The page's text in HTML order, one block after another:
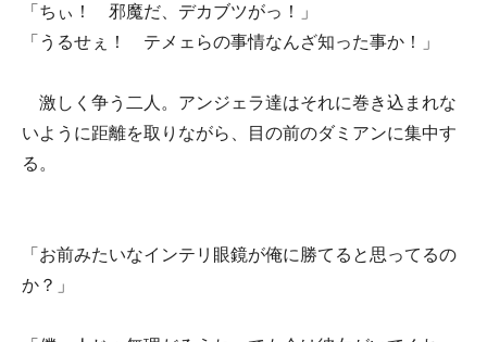
「ちぃ！ 邪魔だ、デカブツがっ！」
「うるせぇ！ テメェらの事情なんざ知った事か！」
激しく争う二人。アンジェラ達はそれに巻き込まれな
いように距離を取りながら、目の前のダミアンに集中す
る。
「お前みたいなインテリ眼鏡が俺に勝てると思ってるの
か？」